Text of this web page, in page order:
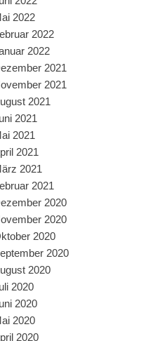
2022
2022
2022
2021
2021
2021
2021
2021
2021
2021
2021
2020
2020
2020
2020
2020
2020
2020
2020
2020